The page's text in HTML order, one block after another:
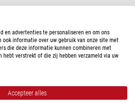
Fixed-blade knife
8,8
3,8
Diversen (Micarta)
10,1
en advertenties te personaliseren en om ons
ook informatie over uw gebruik van onze site met
die deze informatie kunnen combineren met
hebt verstrekt of die zij hebben verzameld via uw
Accepteer alles